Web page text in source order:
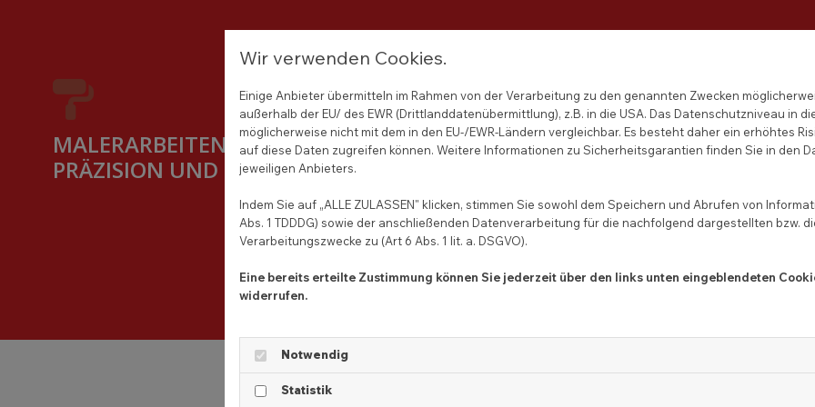
MALERARBEITEN MIT
PRÄZISION UND STIL
unseres Betriebs umfasst
Malerarbeiten aller Art– vom
Wir verwenden Cookies.
Einige Anbieter übermitteln im Rahmen von der Verarbeitung zu den genannten Zwecken
außerhalb der EU/ des EWR (Drittlanddatenübermittlung), z.B. in die USA. Das Datenschutzniveau in
möglicherweise nicht mit dem in den EU-/EWR-Ländern vergleichbar. Es besteht daher ein erhöhtes
auf diese Daten zugreifen können. Weitere Informationen zu Sicherheitsgarantien finden Sie in den
jeweiligen Anbieters.
Indem Sie auf „ALLE ZULASSEN" klicken, stimmen Sie sowohl dem Speichern und Abrufen von
Abs. 1 TDDDG) sowie der anschließenden Datenverarbeitung für die nachfolgend dargestellten bzw.
Verarbeitungszwecke zu (Art 6 Abs. 1 lit. a. DSGVO).
Eine bereits erteilte Zustimmung können Sie jederzeit über den links unten eingeblendeten
widerrufen.
Notwendig
Statistik